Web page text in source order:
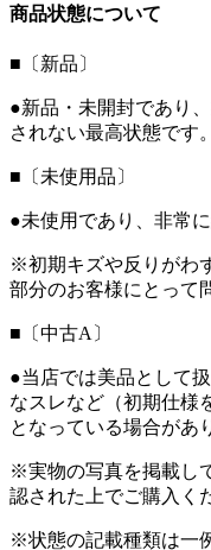
商品状態について
■〔新品〕
●新品・未開封であり
されない最高状態です。
■〔未使用品〕
●未使用であり、非常
※初期キズや反りがわ
部分のお客様にとって
■〔中古A〕
●当店では美品として
なスレなど（初期仕様
となっている場合があ
※実物の写真を掲載し
認された上でご購入く
※状態の記載種類は一